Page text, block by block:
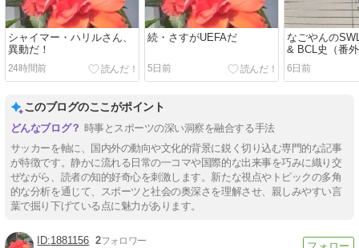
シャイマー・ハリルさん、
異動だ！
24時間前
続・さすがUEFAだ
5日前
なごやんの
& BCL史（番
録音していた
6日前
このブログのここがポイント
時事とスポーツの深い洞察を融合する手法
サッカーを軸に、国内外の動向や文化的背景に鋭く切り込む専門的な記事
が特徴です。静かに流れる日常の一コマや国際的な出来事を巧みに織り交
ぜながら、読者の知的好奇心を刺激します。新たな視点やトピックの多角
的な分析を通じて、スポーツと社会の奥深さを理解させ、親しみやすい言
葉で掘り下げている点に魅力があります。
1881156 2